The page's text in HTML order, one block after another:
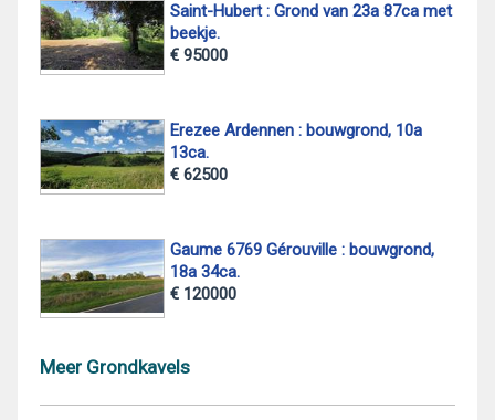
Saint-Hubert : Grond van 23a 87ca met
beekje.
€ 95000
Erezee Ardennen : bouwgrond, 10a
13ca.
€ 62500
Gaume 6769 Gérouville : bouwgrond,
18a 34ca.
€ 120000
Meer Grondkavels